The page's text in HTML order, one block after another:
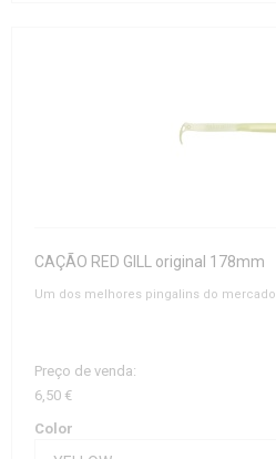
CAÇÃO RED GILL original 178mm
Um dos melhores pingalins do mercado
Preço de venda:
6,50 €
Color